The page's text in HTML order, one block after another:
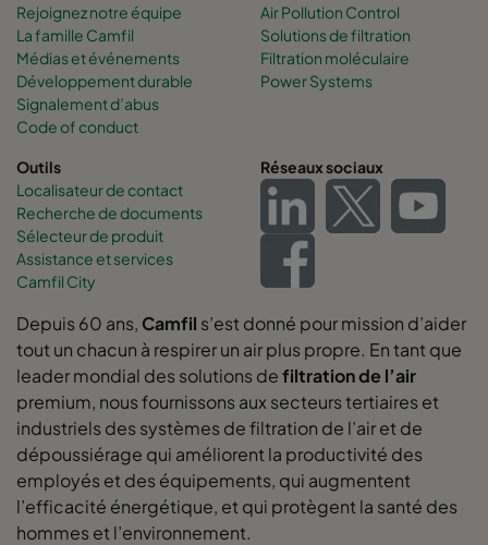
Rejoignez notre équipe
La famille Camfil
Médias et événements
Développement durable
Signalement d’abus
Code of conduct
Air Pollution Control
Solutions de filtration
Filtration moléculaire
Power Systems
Outils
Localisateur de contact
Recherche de documents
Sélecteur de produit
Assistance et services
Camfil City
Réseaux sociaux
Depuis 60 ans, Camfil s’est donné pour mission d’aider
tout un chacun à respirer un air plus propre. En tant que
leader mondial des solutions defiltration de l’air
premium, nous fournissons aux secteurs tertiaires et
industriels des systèmes de filtration de l’air et de
dépoussiérage qui améliorent la productivité des
employés et des équipements, qui augmentent
l’efficacité énergétique, et qui protègent la santé des
hommes et l’environnement.